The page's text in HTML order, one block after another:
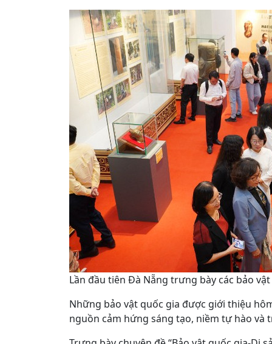
Lần đầu tiên Đà Nẵng trưng bày các bảo
Những bảo vật quốc gia được giới thiệu
nguồn cảm hứng sáng tạo, niềm tự hào và